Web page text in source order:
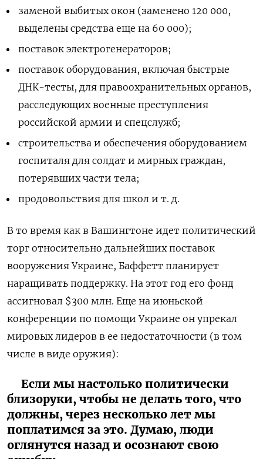
заменой выбитых окон (заменено 120 000,
выделены средства еще на 60 000);
поставок электрогенераторов;
поставок оборудования, включая быстрые
ДНК-тесты, для правоохранительных органов,
расследующих военные преступления
российской армии и спецслужб;
строительства и обеспечения оборудованием
госпиталя для солдат и мирных граждан,
потерявших части тела;
продовольствия для школ и т. д.
В то время как в Вашингтоне идет политический
торг относительно дальнейших поставок
вооружения Украине, Баффетт планирует
наращивать поддержку. На этот год его фонд
ассигновал $300 млн. Еще на июньской
конференции по помощи Украине он упрекал
мировых лидеров в ее недостаточности (в том
числе в виде оружия):
Если мы настолько политически
близоруки, чтобы не делать того, что
должны, через несколько лет мы
поплатимся за это. Думаю, люди
оглянутся назад и осознают свою